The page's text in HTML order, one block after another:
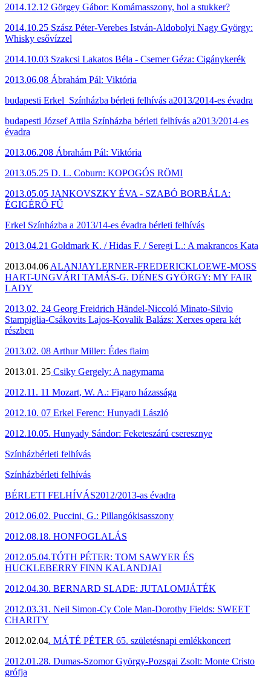
2014.12.12 Görgey Gábor: Komámasszony, hol a stukker?
2014.10.25 Szász Péter-Verebes István-Aldobolyi Nagy György:
Whisky esővízzel
2014.10.03 Szakcsi Lakatos Béla - Csemer Géza: Cigánykerék
2013.06.08 Ábrahám Pál: Viktória
budapesti Erkel Színházba bérleti felhívás a2013/2014-es évadra
budapesti József Attila Színházba bérleti felhívás a2013/2014-es
évadra
2013.06.208 Ábrahám Pál: Viktória
2013.05.25 D. L. Coburn: KOPOGÓS RÖMI
2013.05.05 JANKOVSZKY ÉVA - SZABÓ BORBÁLA:
ÉGIGÉRŐ FŰ
Erkel Színházba a 2013/14-es évadra bérleti felhívás
2013.04.21 Goldmark K. / Hidas F. / Seregi L.: A makrancos Kata
2013.04.06 ALANJAYLERNER-FREDERICKLOEWE-MOSS
HART-UNGVÁRI TAMÁS-G. DÉNES GYÖRGY: MY FAIR
LADY
2013.02. 24 Georg Freidrich Händel-Niccoló Minato-Silvio
Stampiglia-Csákovits Lajos-Kovalik Balázs: Xerxes opera két
részben
2013.02. 08 Arthur Miller: Édes fiaim
2013.01. 25 Csiky Gergely: A nagymama
2012.11. 11 Mozart, W. A.: Figaro házassága
2012.10. 07 Erkel Ferenc: Hunyadi László
2012.10.05. Hunyady Sándor: Feketeszárú cseresznye
Színházbérleti felhívás
Színházbérleti felhívás
BÉRLETI FELHÍVÁS2012/2013-as évadra
2012.06.02. Puccini, G.: Pillangókisasszony
2012.08.18. HONFOGLALÁS
2012.05.04.TÓTH PÉTER: TOM SAWYER ÉS
HUCKLEBERRY FINN KALANDJAI
2012.04.30. BERNARD SLADE: JUTALOMJÁTÉK
2012.03.31 . Neil Simon-Cy Cole Man-Dorothy Fields: SWEET
CHARITY
2012.02.04. MÁTÉ PÉTER 65. születésnapi emlékkoncert
2012.01.28. Dumas-Szomor György-Pozsgai Zsolt: Monte Cristo
grófja